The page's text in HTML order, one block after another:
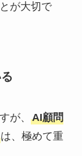
が大切で
が、 AI顧問
は、極めて重